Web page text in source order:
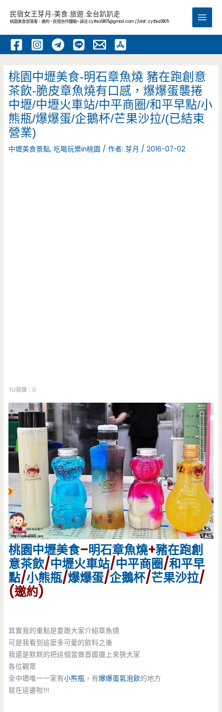
內
民宿女王芽月-美食.旅遊.全台趴趴走
桃園美食部落客，邀約 -民宿合作體驗~ 請洽cythia0805@gmail.com //LINE: cythia0805
Main
桃園中壢美食-明石章魚燒 豬在跑創意
茶飲-脆皮章魚燒有口感，爆爆蛋襲捲
中壢/中壢火車站/中平商圈/和平早點/小
熊瓶/爆爆蛋/企鵝杯/芒果沙拉/(已結束
營業)
中壢美食景點, 吃喝玩樂in桃園 / 作者:芽月 /2016-07-02
TG按讚：0
桃園中壢美食–明石章魚燒+豬在跑創
意茶飲/中壢火車站/中平商圈/和平早
點/小熊瓶/爆爆蛋/企鵝杯/芒果沙拉/
(邀約)
其實我的重點是要跟大家介紹章魚燒
可是我看到這麼多可愛的飲料之後
我還是默默的把這個當做首圖擺上來狹大家
各位觀眾
全中壢唯一一家有小熊瓶 ，有爆爆蛋氣泡飲的地方
就在這邊啦!!!